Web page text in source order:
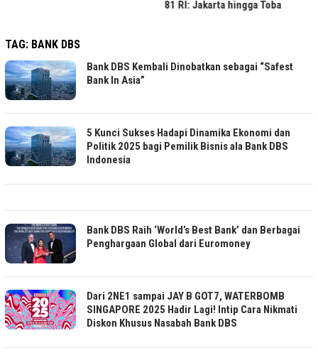
TAG: BANK DBS
Bank DBS Kembali Dinobatkan sebagai “Safest
Bank In Asia”
5 Kunci Sukses Hadapi Dinamika Ekonomi dan
Politik 2025 bagi Pemilik Bisnis ala Bank DBS
Indonesia
Bank DBS Raih ‘World’s Best Bank’ dan Berbagai
Penghargaan Global dari Euromoney
Dari 2NE1 sampai JAY B GOT7, WATERBOMB
SINGAPORE 2025 Hadir Lagi! Intip Cara Nikmati
Diskon Khusus Nasabah Bank DBS